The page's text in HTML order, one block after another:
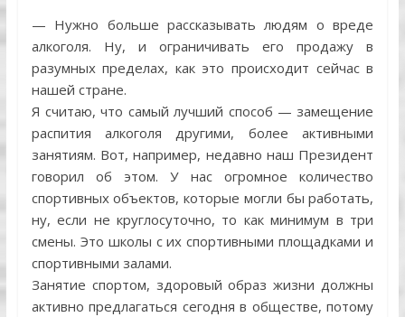
— Нужно больше рассказывать людям о вреде
алкоголя. Ну, и ограничивать его продажу в
разумных пределах, как это происходит сейчас в
нашей стране.
Я считаю, что самый лучший способ — замещение
распития алкоголя другими, более активными
занятиям. Вот, например, недавно наш Президент
говорил об этом. У нас огромное количество
спортивных объектов, которые могли бы работать,
ну, если не круглосуточно, то как минимум в три
смены. Это школы с их спортивными площадками и
спортивными залами.
Занятие спортом, здоровый образ жизни должны
активно предлагаться сегодня в обществе, потому